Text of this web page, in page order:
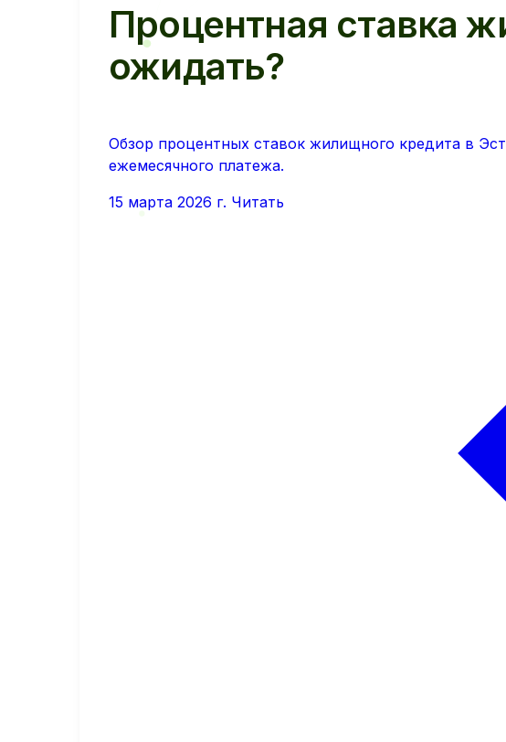
Процентная ставка
ожидать?
Обзор процентных ставок жилищного кредита в
ежемесячного платежа.
15 марта 2026 г. Читать